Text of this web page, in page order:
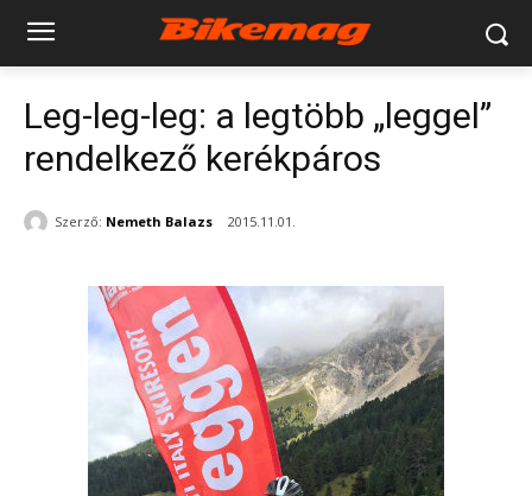
Leg-leg-leg: a legtöbb „leggel”
rendelkező kerékpáros
Szerző: Nemeth Balazs 2015.11.01.